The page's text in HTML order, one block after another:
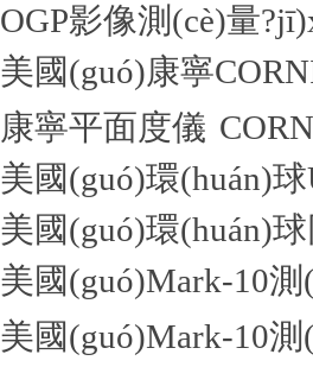
OGP影像測(cè)量
美國(guó)康寧
康寧平面度儀
美國(guó)環(huán)
美國(guó)環(huán)
美國(guó)Mark-10
美國(guó)Mark-10